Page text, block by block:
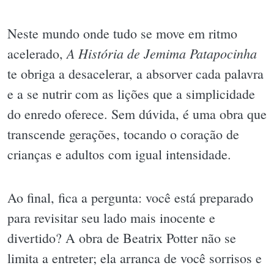
Neste mundo onde tudo se move em ritmo
acelerado, A História de Jemima Patapocinha
te obriga a desacelerar, a absorver cada palavra
e a se nutrir com as lições que a simplicidade
do enredo oferece. Sem dúvida, é uma obra que
transcende gerações, tocando o coração de
crianças e adultos com igual intensidade.
Ao final, fica a pergunta: você está preparado
para revisitar seu lado mais inocente e
divertido? A obra de Beatrix Potter não se
limita a entreter; ela arranca de você sorrisos e